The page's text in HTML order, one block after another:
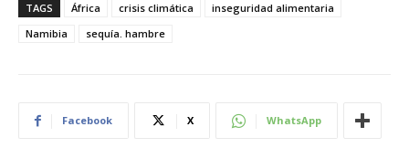
TAGS África crisis climática
inseguridad alimentaria
Namibia
sequía. hambre
Facebook X WhatsApp